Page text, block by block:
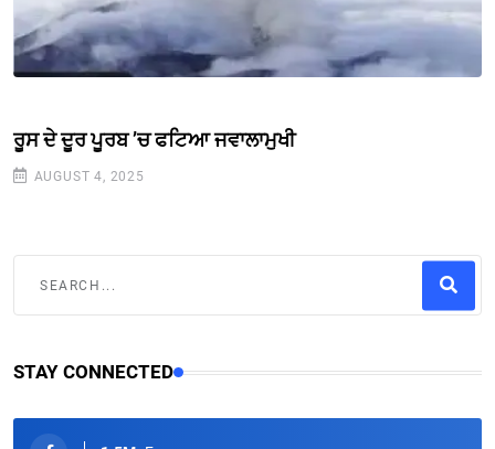
ਰੂਸ ਦੇ ਦੂਰ ਪੂਰਬ ’ਚ ਫਟਿਆ ਜਵਾਲਾਮੁਖੀ
AUGUST 4, 2025
STAY CONNECTED